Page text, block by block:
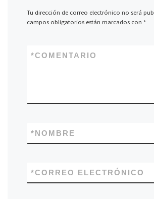
Tu dirección de correo electrónico no será
campos obligatorios están marcados con *
COMENTARIO
*
NOMBRE
*
CORREO ELECTRÓNICO
*